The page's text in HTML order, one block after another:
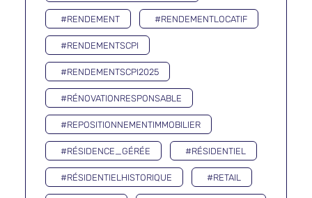
#RENDEMENT #RENDEMENTLOCATIF
#RENDEMENTSCPI
#RENDEMENTSCPI2025
#RÉNOVATIONRESPONSABLE
#REPOSITIONNEMENTIMMOBILIER
#RÉSIDENCE_GÉRÉE #RÉSIDENTIEL
#RÉSIDENTIELHISTORIQUE #RETAIL